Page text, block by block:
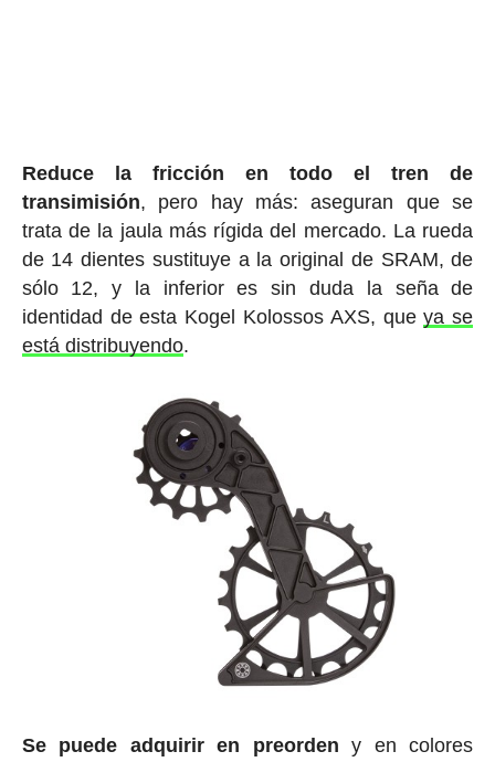
Reduce la fricción en todo el tren de
transimisión, pero hay más: aseguran que se
trata de la jaula más rígida del mercado. La rueda
de 14 dientes sustituye a la original de SRAM, de
sólo 12, y la inferior es sin duda la seña de
identidad de esta Kogel Kolossos AXS, queya se
está distribuyendo.
Se puede adquirir en preorden y en colores